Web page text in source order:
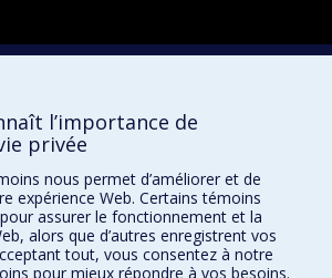
l’importance de
privée
nous permet d’améliorer et de
expérience Web. Certains témoins
assurer le fonctionnement et la
alors que d’autres enregistrent vos
tout, vous consentez à notre
pour mieux répondre à vos besoins.